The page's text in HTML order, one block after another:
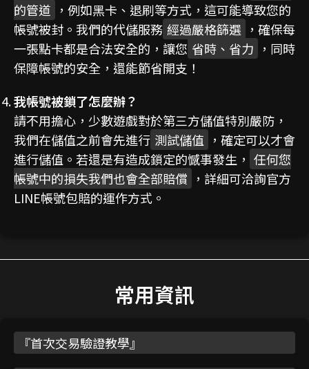
的管道 ，例如黑卡、退刷等方式，這可能導致您的
帳號被封。我們的代儲服務 經過嚴格篩選 ，確保每
一張點卡都是合法安全的，讓您 省時、省力 ，同時
保障帳號的安全，還能節省開支！
我帳號被鎖了怎麼辦？
請不用擔心，少數遊戲對於第三方儲值特別嚴防，
我們在儲值之前會先進行 測試儲值 ，確定可以才會
進行儲值。若還是有造成鎖定的憾事發生， 任何您
帳號中的損失我們也會全部賠償 ，詳細可洽詢官方
LINE帳號包賠的運作方式。
常用資訊
『首次交易驗證教學』